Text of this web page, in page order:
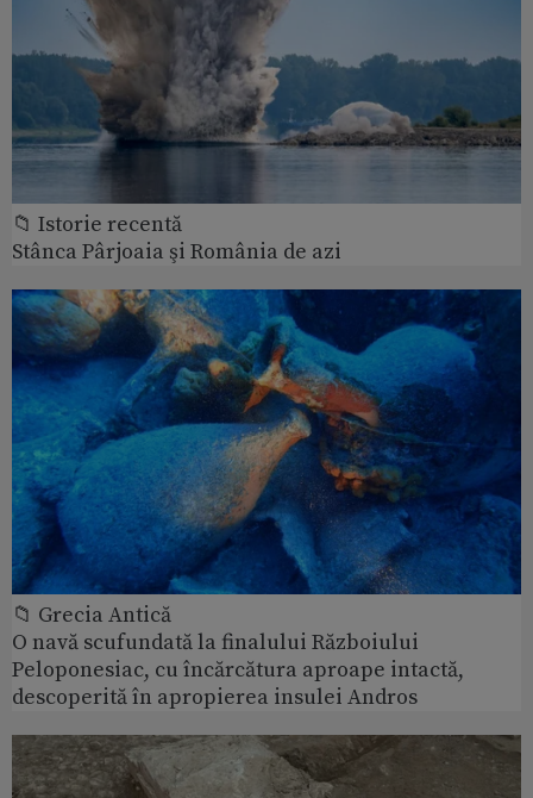
📁 Istorie recentă
Stânca Pârjoaia şi România de azi
📁 Grecia Antică
O navă scufundată la finalului Războiului
Peloponesiac, cu încărcătura aproape intactă,
descoperită în apropierea insulei Andros